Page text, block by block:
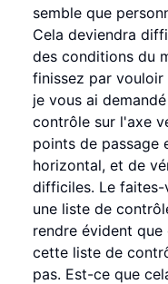
semble que
Cela deviendra
des conditions du
finissez par
je vous ai
contrôle sur l'axe
points de passage
horizontal, et de
difficiles. Le faites-
une liste de
rendre évident
cette liste de
pas. Est-ce que